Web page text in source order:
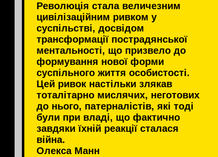
Революція стала величезним
цивілізаційним ривком у
суспільстві, досвідом
трансформації пострадянської
ментальності, що призвело до
формування нової форми
суспільного життя особистості.
Цей ривок настільки злякав
тоталітарно мислячих, неготових
до нього, патерналістів, які тоді
були при владі, що фактично
завдяки їхній реакції сталася
війна.
Олекса Манн